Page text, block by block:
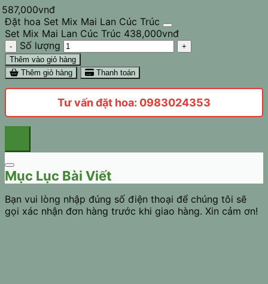
587,000vnđ
Đặt hoa Set Mix Mai Lan Cúc Trúc
Set Mix Mai Lan Cúc Trúc 438,000vnđ
Số lượng
Thêm vào giỏ hàng
Thêm giỏ hàng
Thanh toán
Tư vấn đặt hoa: 0983024353
Mục Lục Bài Viết
Bạn vui lòng nhập đúng số điện thoại để chúng tôi sẽ
gọi xác nhận đơn hàng trước khi giao hàng. Xin cảm ơn!